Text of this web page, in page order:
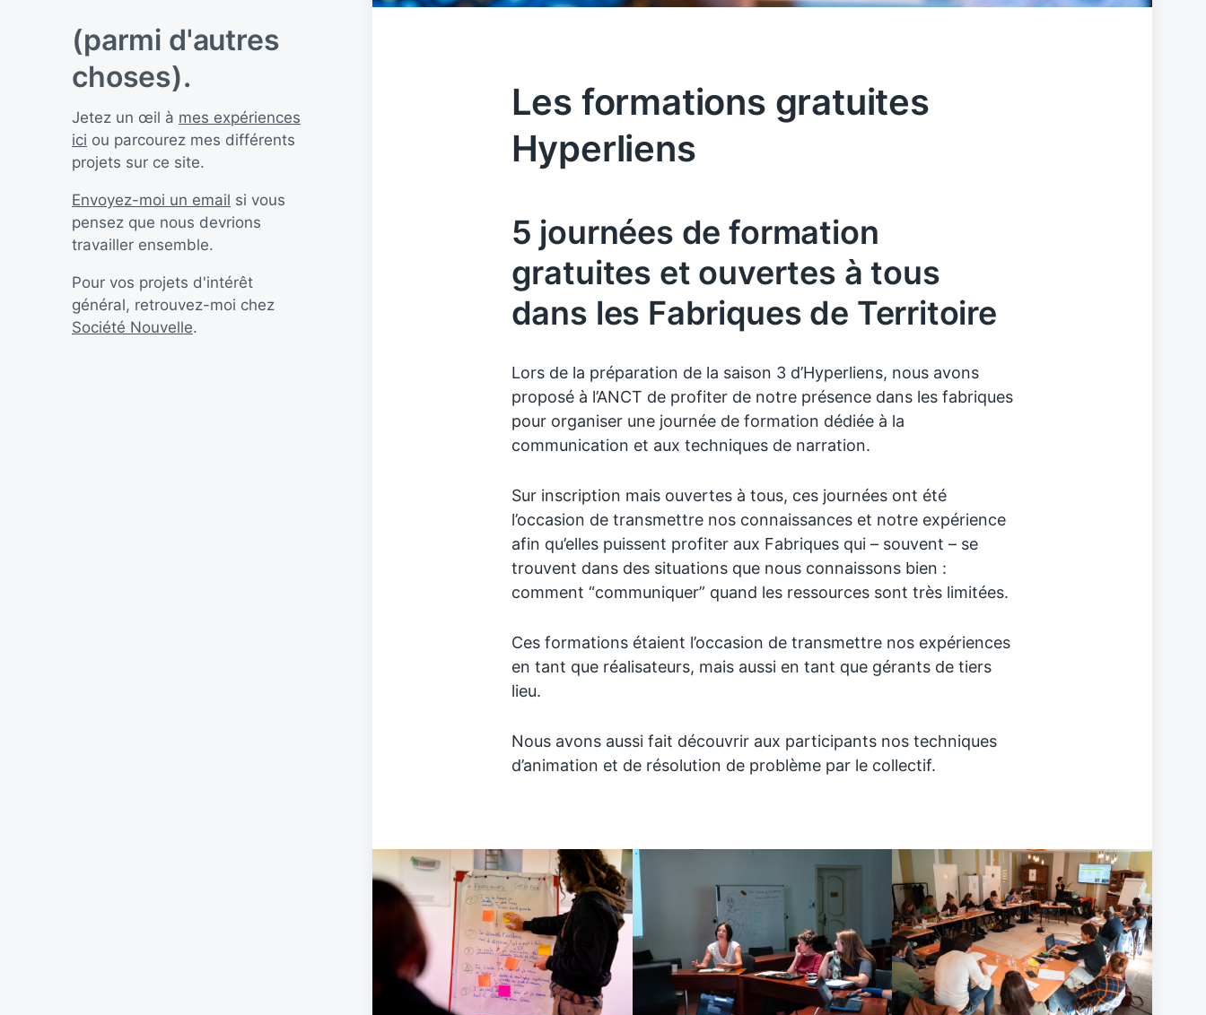
(parmi d'autres
choses).
Jetez un œil à mes expériences
ici ou parcourez mes différents
projets sur ce site.
Envoyez-moi un email si vous
pensez que nous devrions
travailler ensemble.
Pour vos projets d'intérêt
général, retrouvez-moi chez
Société Nouvelle.
Les formations gratuites
Hyperliens
5 journées de formation
gratuites et ouvertes à tous
dans les Fabriques de Territoire
Lors de la préparation de la saison 3 d’Hyperliens, nous avons
proposé à l’ANCT de profiter de notre présence dans les fabriques
pour organiser une journée de formation dédiée à la
communication et aux techniques de narration.
Sur inscription mais ouvertes à tous, ces journées ont été
l’occasion de transmettre nos connaissances et notre expérience
afin qu’elles puissent profiter aux Fabriques qui – souvent – se
trouvent dans des situations que nous connaissons bien :
comment “communiquer” quand les ressources sont très limitées.
Ces formations étaient l’occasion de transmettre nos expériences
en tant que réalisateurs, mais aussi en tant que gérants de tiers
lieu.
Nous avons aussi fait découvrir aux participants nos techniques
d’animation et de résolution de problème par le collectif.